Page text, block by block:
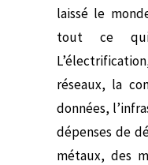
laissé le
tout ce qui
réseaux, la
données,
dépenses de
métaux, des